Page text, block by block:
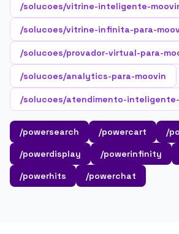
/solucoes/vitrine-inteligente-
/solucoes/vitrine-infinita-para-
/solucoes/provador-virtual-para-
/solucoes/analytics-para-moovin
/solucoes/atendimento-
/powersearch /powercart
/
/powerdisplay
/powerinfinity
/powerhits
/powerchat